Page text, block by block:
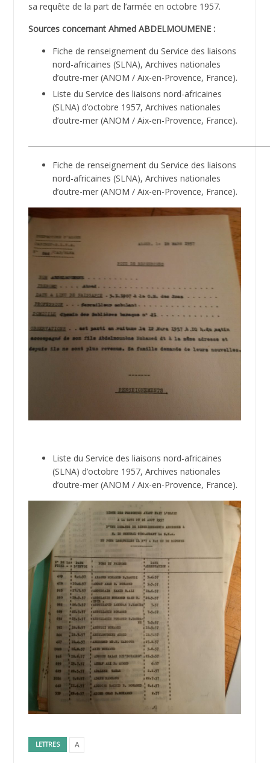
sa requête de la part de l’armée en octobre 1957.
Sources concernant Ahmed ABDELMOUMENE :
Fiche de renseignement du Service des liaisons
nord-africaines (SLNA), Archives nationales
d’outre-mer (ANOM / Aix-en-Provence, France).
Liste du Service des liaisons nord-africaines
(SLNA) d’octobre 1957, Archives nationales
d’outre-mer (ANOM / Aix-en-Provence, France).
Fiche de renseignement du Service des liaisons
nord-africaines (SLNA), Archives nationales
d’outre-mer (ANOM / Aix-en-Provence, France).
Liste du Service des liaisons nord-africaines
(SLNA) d’octobre 1957, Archives nationales
d’outre-mer (ANOM / Aix-en-Provence, France).
LETTRES A